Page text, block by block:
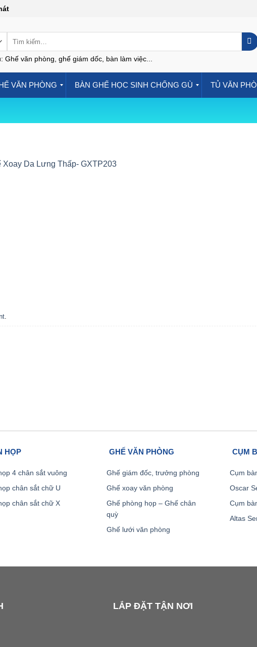
kiếm:
Ghế văn phòng, ghế giám dốc, bàn làm việc...
VĂN PHÒNG BÀN GHẾ HỌC SINH CHỐNG GÙ TỦ VĂN
Xoay Da Lưng Thấp- GXTP203
HỌP
4 chân sắt vuông
chân sắt chữ U
chân sắt chữ X
GHẾ VĂN PHÒNG
Ghế giám đốc, trưởng phòng
Ghế xoay văn phòng
Ghế phòng họp – Ghế chân
quỳ
Ghế lưới văn phòng
CỤM
Cụm
Oscar
Cụm
Altas
LẮP ĐẶT TẬN NƠI